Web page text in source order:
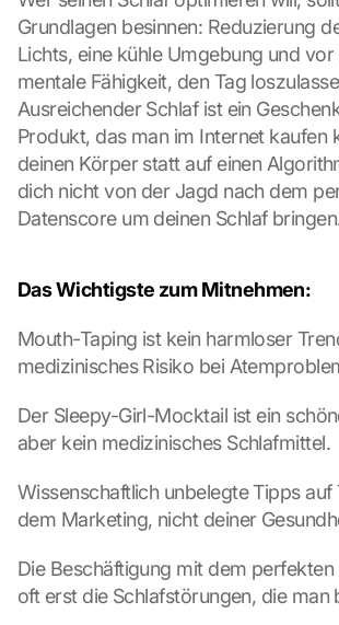
Grundlagen besinnen: Reduzierung
Lichts, eine kühle Umgebung und vor
mentale Fähigkeit, den Tag
Ausreichender Schlaf ist ein
Produkt, das man im Internet kaufen
deinen Körper statt auf einen
dich nicht von der Jagd nach dem
Datenscore um deinen Schlaf
Das Wichtigste zum Mitnehmen:
Mouth-Taping ist kein harmloser
medizinisches Risiko bei
Der Sleepy-Girl-Mocktail ist ein
aber kein medizinisches Schlafmittel.
Wissenschaftlich unbelegte Tipps auf
dem Marketing, nicht deiner
Die Beschäftigung mit dem
oft erst die Schlafstörungen, die man
h
e
l
o
d
i
n
g
o
h
o
o
l
e
a
p
D
a